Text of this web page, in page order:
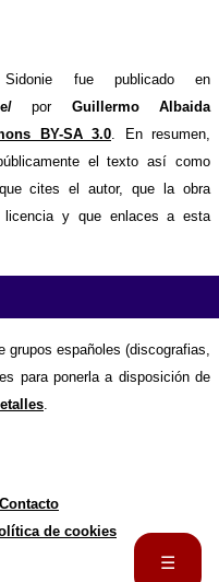
☰
fue publicado en
por Guillermo Albaida
BY-SA 3.0. En resumen,
el texto así como
cites el autor, que la obra
licencia y que enlaces a esta
grupos españoles (discografias,
para ponerla a disposición de
.
Contacto
de cookies